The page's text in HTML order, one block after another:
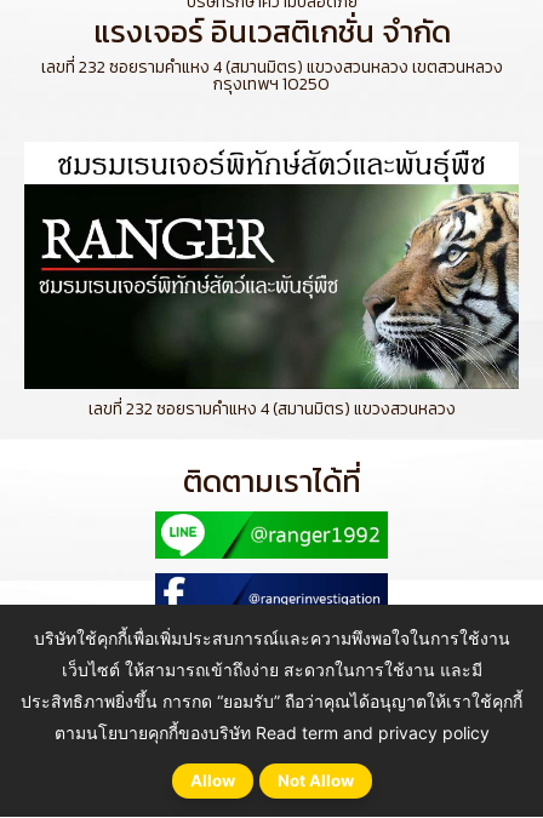
บริษัทใช้คุกกี้เพื่อเพิ่มประสบการณ์และความพึงพอใจในการใช้งาน
เว็บไซต์ ให้สามารถเข้าถึงง่าย สะดวกในการใช้งาน และมี
ประสิทธิภาพยิ่งขึ้น การกด “ยอมรับ” ถือว่าคุณได้อนุญาตให้เราใช้คุกกี้
ตามนโยบายคุกกี้ของบริษัท Read term and privacy policy
Allow Not Allow
แรงเจอร์ อินเวสติเกชั่น จำกัด
เลขที่ 232 ซอยรามคำแหง 4 (สมานมิตร) แขวงสวนหลวง เขตสวนหลวง
กรุงเทพฯ 10250
เลขที่ 232 ซอยรามคำแหง 4 (สมานมิตร) แขวงสวนหลวง
ติดตามเราได้ที่
Copyright © 2021 Ranger Investigation Guard Co., Ltd. All Rights
Reserved.